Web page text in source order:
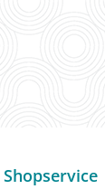
Shopservice